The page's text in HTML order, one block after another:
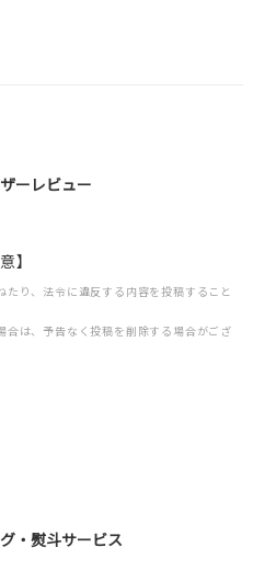
ーレビュー
】
り、法令に違反する内容を投稿すること
合は、予告なく投稿を削除する場合がござ
・熨斗サービス